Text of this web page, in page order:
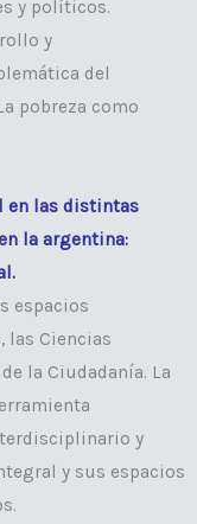
y políticos.
y
del
pobreza como
en las distintas
la argentina:
espacios
las Ciencias
la Ciudadanía. La
y
y sus espacios